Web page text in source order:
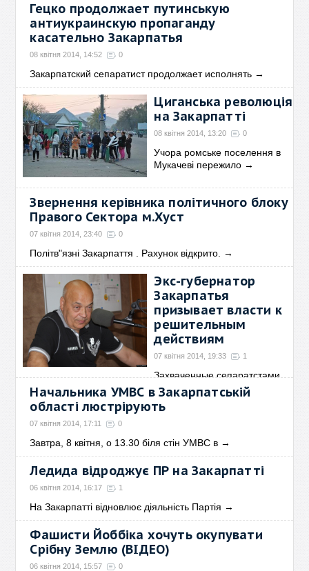
Гецко продолжает путинськую
антиукраинскую пропаганду
касательно Закарпатья
08 квітня 2014, 14:52 0
Закарпатский сепаратист продолжает исполнять →
Циганська революція
на Закарпатті
08 квітня 2014, 13:20 0
Учора ромське поселення в
Мукачеві пережило →
Звернення керівника політичного блоку
Правого Сектора м.Хуст
07 квітня 2014, 23:40 0
Політв"язні Закарпаття . Рахунок відкрито. →
Экс-губернатор
Закарпатья
призывает власти к
решительным
действиям
07 квітня 2014, 19:33 1
Захваченные сепаратстами
объекты должны быть
Начальника УМВС в Закарпатській
області люстрірують
07 квітня 2014, 17:11 0
Завтра, 8 квітня, о 13.30 біля стін УМВС в →
Ледида відроджує ПР на Закарпатті
06 квітня 2014, 16:17 1
На Закарпатті відновлює діяльність Партія →
Фашисти Йоббіка хочуть окупувати
Срібну Землю (ВІДЕО)
06 квітня 2014, 15:57 0